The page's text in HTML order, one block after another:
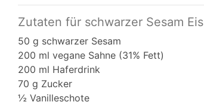
Zutaten für schwarzer Sesam Eis
50 g schwarzer Sesam
200 ml vegane Sahne (31% Fett)
200 ml Haferdrink
70 g Zucker
½ Vanilleschote